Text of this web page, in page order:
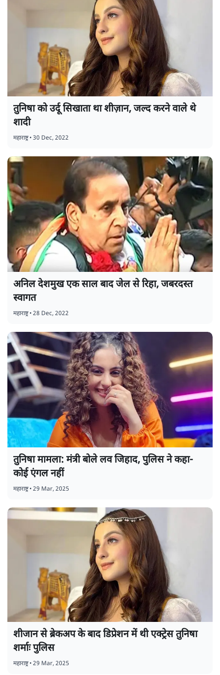
तुनिषा को उर्दू सिखाता था शीज़ान, जल्द करने वाले थे
शादी
महाराष्ट्र•30 Dec, 2022
अनिल देशमुख एक साल बाद जेल से रिहा, जबरदस्त
स्वागत
महाराष्ट्र•28 Dec, 2022
तुनिषा मामला: मंत्री बोले लव जिहाद, पुलिस ने कहा-
कोई एंगल नहीं
महाराष्ट्र•29 Mar, 2025
शीजान से ब्रेकअप के बाद डिप्रेशन में थी एक्ट्रेस तुनिषा
शर्माः पुलिस
महाराष्ट्र•29 Mar, 2025